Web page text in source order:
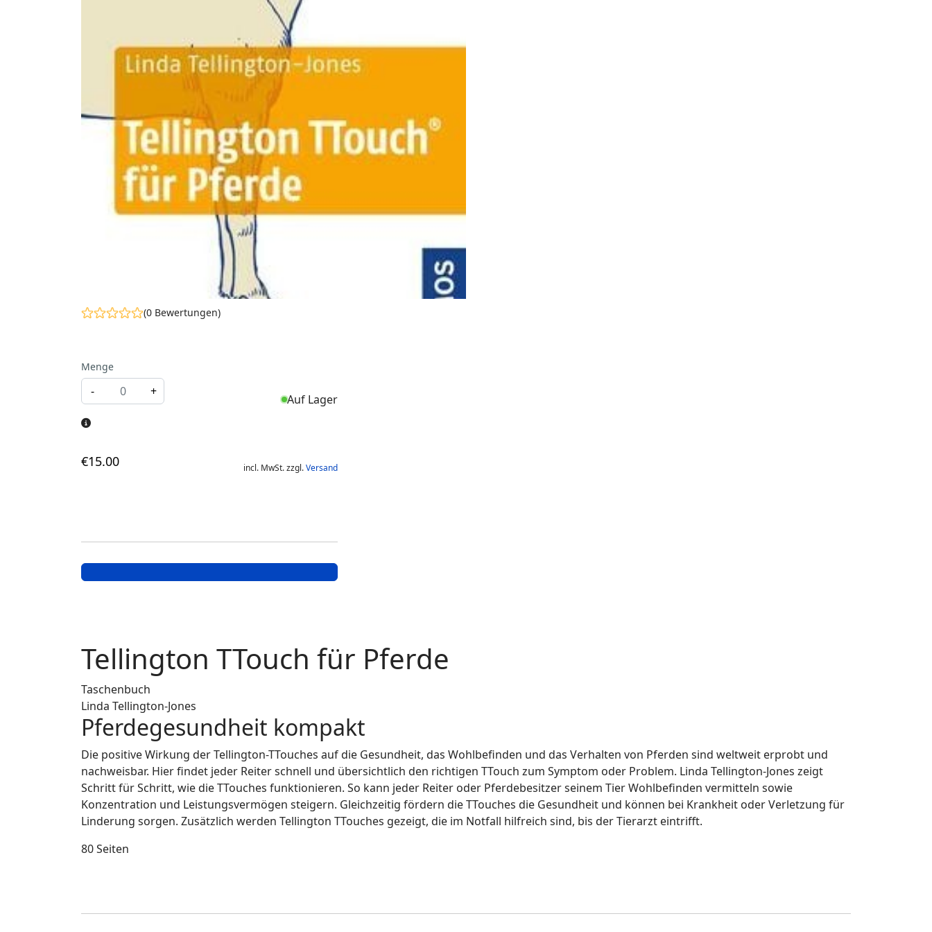
(0 Bewertungen)
Menge
- +
Auf Lager
€15.00 incl. MwSt. zzgl.Versand
Tellington TTouch für Pferde
Taschenbuch
Linda Tellington-Jones
Pferdegesundheit kompakt
Die positive Wirkung der Tellington-TTouches auf die Gesundheit, das Wohlbefinden und das Verhalten von Pferden sind weltweit erprobt und
nachweisbar. Hier findet jeder Reiter schnell und übersichtlich den richtigen TTouch zum Symptom oder Problem. Linda Tellington-Jones zeigt
Schritt für Schritt, wie die TTouches funktionieren. So kann jeder Reiter oder Pferdebesitzer seinem Tier Wohlbefinden vermitteln sowie
Konzentration und Leistungsvermögen steigern. Gleichzeitig fördern die TTouches die Gesundheit und können bei Krankheit oder Verletzung für
Linderung sorgen. Zusätzlich werden Tellington TTouches gezeigt, die im Notfall hilfreich sind, bis der Tierarzt eintrifft.
80 Seiten